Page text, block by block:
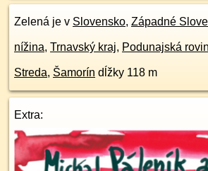
Zelená je v Slovensko, Západné
nížina, Trnavský kraj, Podunajská
Streda, Šamorín dĺžky 118 m
Extra: